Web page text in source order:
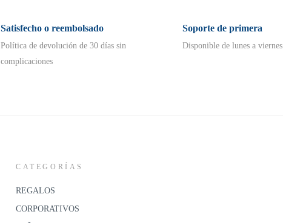
Satisfecho o reembolsado
Política de devolución de 30 días sin
complicaciones
Soporte de primera
Disponible de lunes a viernes
CATEGORÍAS
REGALOS
CORPORATIVOS